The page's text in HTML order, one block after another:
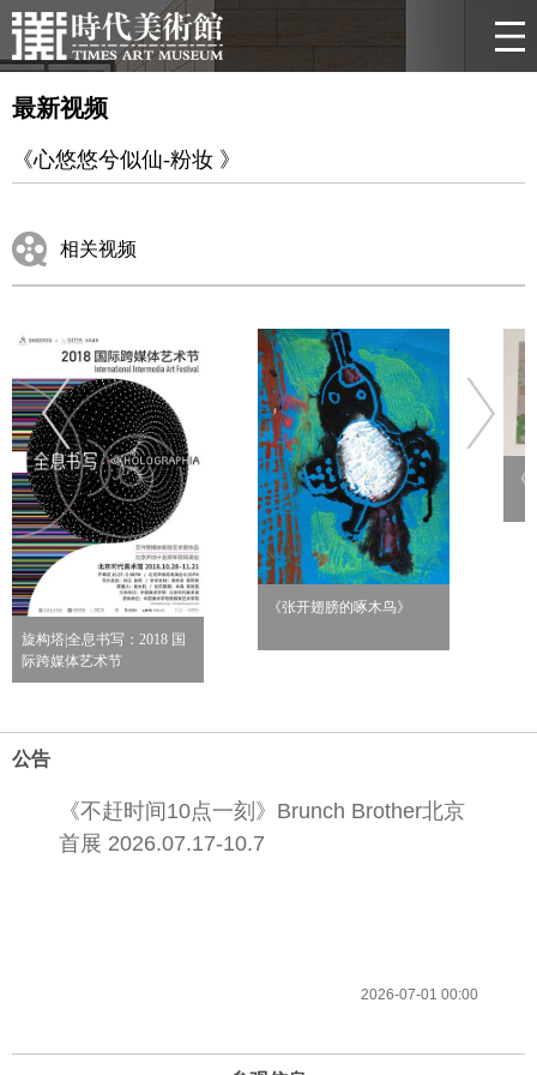
最新视频
《心悠悠兮似仙-粉妆 》
相关视频
旋构塔|全息书写：2018 国
际跨媒体艺术节
《张开翅膀的啄木鸟》
《
公告
《不赶时间10点一刻》Brunch Brother北京
首展 2026.07.17-10.7
2026-07-01 00:00